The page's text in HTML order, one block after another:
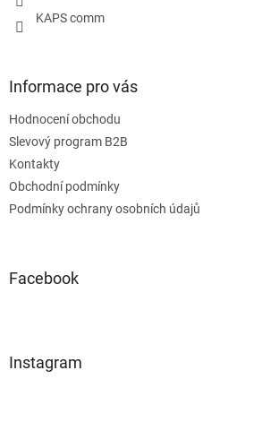
KAPS comm
Informace pro vás
Hodnocení obchodu
Slevový program B2B
Kontakty
Obchodní podmínky
Podmínky ochrany osobních údajů
Facebook
Instagram